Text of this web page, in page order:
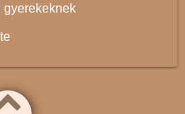
gyerekeknek